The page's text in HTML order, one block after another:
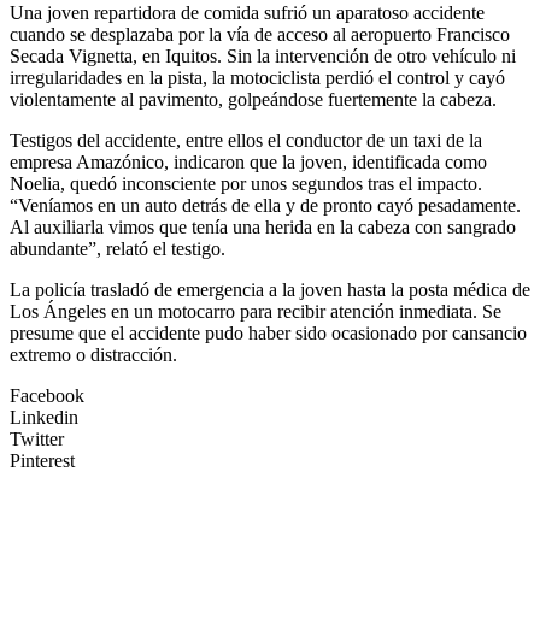
Una joven repartidora de comida sufrió un aparatoso accidente
cuando se desplazaba por la vía de acceso al aeropuerto Francisco
Secada Vignetta, en Iquitos. Sin la intervención de otro vehículo ni
irregularidades en la pista, la motociclista perdió el control y cayó
violentamente al pavimento, golpeándose fuertemente la cabeza.
Testigos del accidente, entre ellos el conductor de un taxi de la
empresa Amazónico, indicaron que la joven, identificada como
Noelia, quedó inconsciente por unos segundos tras el impacto.
“Veníamos en un auto detrás de ella y de pronto cayó pesadamente.
Al auxiliarla vimos que tenía una herida en la cabeza con sangrado
abundante”, relató el testigo.
La policía trasladó de emergencia a la joven hasta la posta médica de
Los Ángeles en un motocarro para recibir atención inmediata. Se
presume que el accidente pudo haber sido ocasionado por cansancio
extremo o distracción.
Facebook
Linkedin
Twitter
Pinterest